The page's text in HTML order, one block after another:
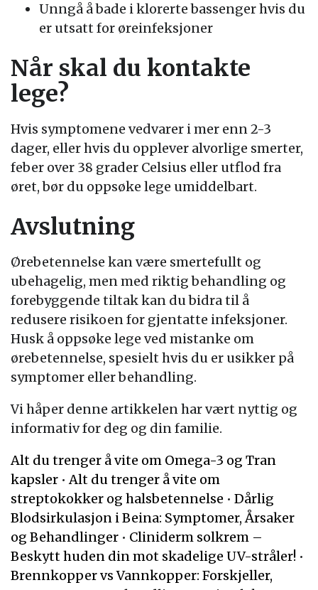
Unngå å bade i klorerte bassenger hvis du
er utsatt for øreinfeksjoner
Når skal du kontakte
lege?
Hvis symptomene vedvarer i mer enn 2-3
dager, eller hvis du opplever alvorlige smerter,
feber over 38 grader Celsius eller utflod fra
øret, bør du oppsøke lege umiddelbart.
Avslutning
Ørebetennelse kan være smertefullt og
ubehagelig, men med riktig behandling og
forebyggende tiltak kan du bidra til å
redusere risikoen for gjentatte infeksjoner.
Husk å oppsøke lege ved mistanke om
ørebetennelse, spesielt hvis du er usikker på
symptomer eller behandling.
Vi håper denne artikkelen har vært nyttig og
informativ for deg og din familie.
Alt du trenger å vite om Omega-3 og Tran
kapsler •Alt du trenger å vite om
streptokokker og halsbetennelse • Dårlig
Blodsirkulasjon i Beina: Symptomer, Årsaker
og Behandlinger • Cliniderm solkrem –
Beskytt huden din mot skadelige UV-stråler! •
Brennkopper vs Vannkopper: Forskjeller,